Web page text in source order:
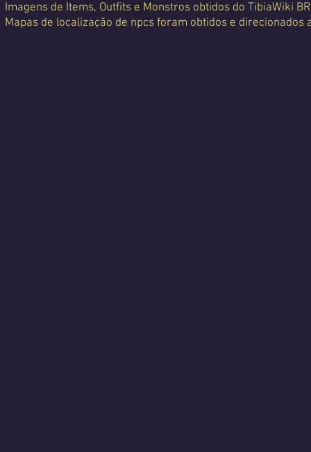
Imagens de Items, Outfits e Monstros obtidos do TibiaWiki
Mapas de localização de npcs foram obtidos e direcionados